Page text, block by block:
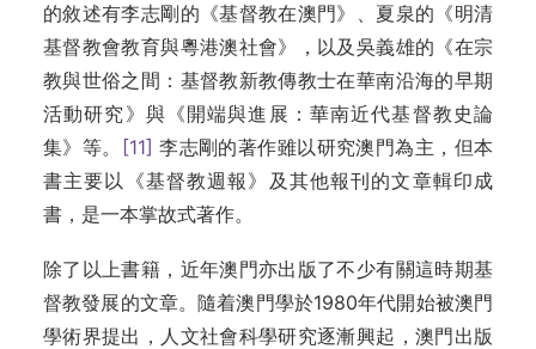
的敘述有李志剛的《基督教在澳門》、夏泉的《明清
基督教會教育與粵港澳社會》，以及吳義雄的《在宗
教與世俗之間：基督教新教傳教士在華南沿海的早期
活動研究》與《開端與進展：華南近代基督教史論
集》等。
[11] 李志剛的著作雖以研究澳門為主，但本
書主要以《基督教週報》及其他報刊的文章輯印成
書，是一本掌故式著作。
除了以上書籍，近年澳門亦出版了不少有關這時期基
督教發展的文章。隨着澳門學於1980年代開始被澳門
學術界提出，人文社會科學研究逐漸興起，澳門出版